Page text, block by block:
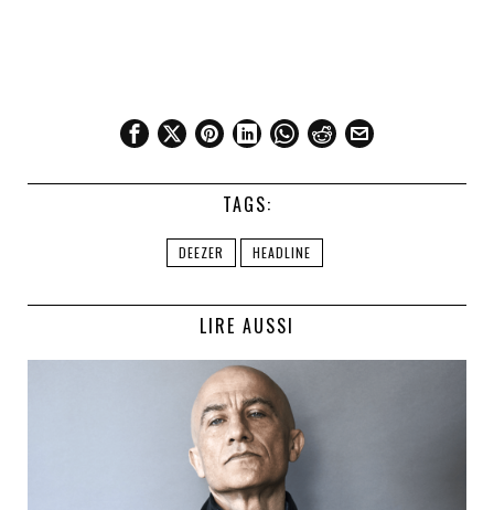
TAGS:
DEEZER HEADLINE
LIRE AUSSI